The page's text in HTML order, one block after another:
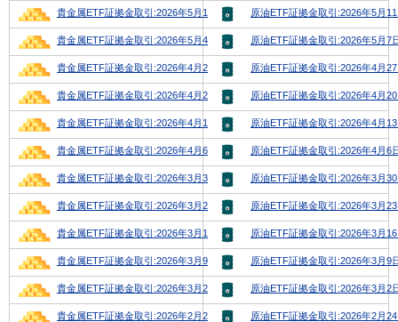
貴金属ETF証拠金取引:2026年5月11日号 原油ETF証拠金取引:2026年5月
貴金属ETF証拠金取引:2026年5月4日号 原油ETF証拠金取引:2026年5月7
貴金属ETF証拠金取引:2026年4月27日号 原油ETF証拠金取引:2026年4月
貴金属ETF証拠金取引:2026年4月20日号 原油ETF証拠金取引:2026年4月
貴金属ETF証拠金取引:2026年4月13日号 原油ETF証拠金取引:2026年4月
貴金属ETF証拠金取引:2026年4月6日号 原油ETF証拠金取引:2026年4月6
貴金属ETF証拠金取引:2026年3月30日号 原油ETF証拠金取引:2026年3月
貴金属ETF証拠金取引:2026年3月23日号 原油ETF証拠金取引:2026年3月
貴金属ETF証拠金取引:2026年3月16日号 原油ETF証拠金取引:2026年3月
貴金属ETF証拠金取引:2026年3月9日号 原油ETF証拠金取引:2026年3月9
貴金属ETF証拠金取引:2026年3月2日号 原油ETF証拠金取引:2026年3月2
貴金属ETF証拠金取引:2026年2月23日号 原油ETF証拠金取引:2026年2月